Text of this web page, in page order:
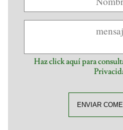
Haz click aquí para
ENVIAR